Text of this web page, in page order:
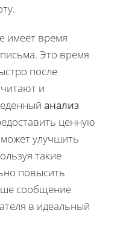
имеет время
Это время
после
и
анализ
ценную
улучшить
такие
повысить
сообщение
в идеальный